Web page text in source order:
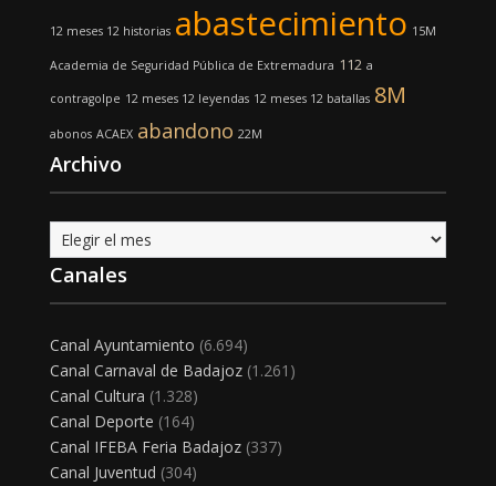
12 meses 12 historias abastecimiento 15M
Academia de Seguridad Pública de Extremadura 112 a
contragolpe 12 meses 12 leyendas 12 meses 12 batallas 8M
abonos ACAEX abandono 22M
Archivo
Archivo
Canales
Canal Ayuntamiento (6.694)
Canal Carnaval de Badajoz(1.261)
Canal Cultura (1.328)
Canal Deporte (164)
Canal IFEBA Feria Badajoz(337)
Canal Juventud (304)